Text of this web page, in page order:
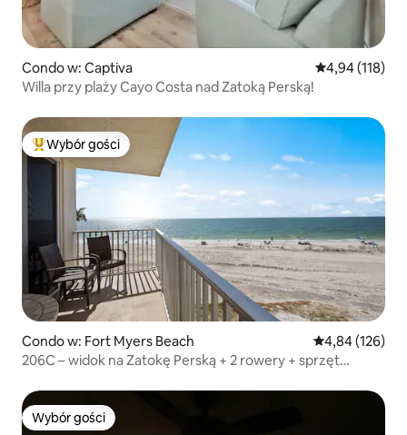
Condo w: Captiva Średnia
4,94 (118)
Willa przy plaży Cayo Costa nad Zatoką Perską!
Najpopularniejsze z kategorii Wybór gości
Wybór gości
Condo w: Fort Myers Beach Średnia
4,84 (126)
206C – widok na Zatokę Perską + 2 rowery + sprzęt
Wybór gości
Wybór gości